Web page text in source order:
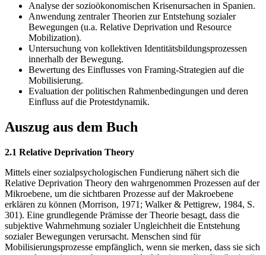
Analyse der sozioökonomischen Krisenursachen in Spanien.
Anwendung zentraler Theorien zur Entstehung sozialer
Bewegungen (u.a. Relative Deprivation und Resource
Mobilization).
Untersuchung von kollektiven Identitätsbildungsprozessen
innerhalb der Bewegung.
Bewertung des Einflusses von Framing-Strategien auf die
Mobilisierung.
Evaluation der politischen Rahmenbedingungen und deren
Einfluss auf die Protestdynamik.
Auszug aus dem Buch
2.1 Relative Deprivation Theory
Mittels einer sozialpsychologischen Fundierung nähert sich die
Relative Deprivation Theory den wahrgenommen Prozessen auf der
Mikroebene, um die sichtbaren Prozesse auf der Makroebene
erklären zu können (Morrison, 1971; Walker & Pettigrew, 1984, S.
301). Eine grundlegende Prämisse der Theorie besagt, dass die
subjektive Wahrnehmung sozialer Ungleichheit die Entstehung
sozialer Bewegungen verursacht. Menschen sind für
Mobilisierungsprozesse empfänglich, wenn sie merken, dass sie sich